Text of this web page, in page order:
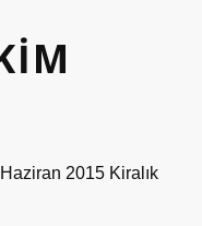
2015 Kiralık